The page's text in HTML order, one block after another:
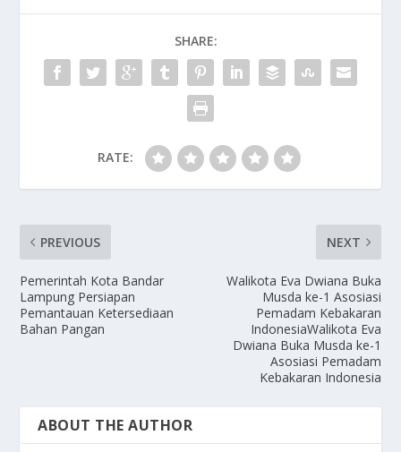
o
o
k
o
n SHARE:
RATE:
PREVIOUS
Pemerintah Kota Bandar
Lampung Persiapan
Pemantauan Ketersediaan
Bahan Pangan
NEXT
Walikota Eva Dwiana Buka
Musda ke-1 Asosiasi
Pemadam Kebakaran
IndonesiaWalikota Eva
Dwiana Buka Musda ke-1
Asosiasi Pemadam
Kebakaran Indonesia
ABOUT THE AUTHOR